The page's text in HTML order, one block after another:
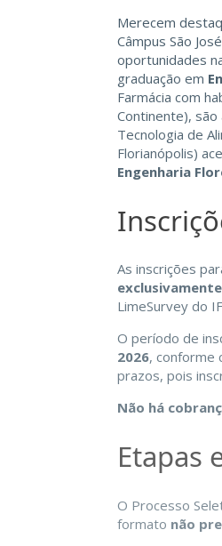
Merecem
Câmpus São
oportunidades
graduação em
Farmácia com
Continente),
Tecnologia de
Florianópolis)
Engenharia
As inscrições
LimeSurvey do
O período de
2026, conforme
prazos, pois
Não há
Etapas
O Processo
formato não